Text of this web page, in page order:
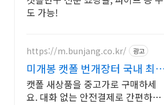
도 가능!
https://m.bunjang.co.kr/ 광고
미개봉 캣폴 번개장터 국내 최대
브랜드 중고거래
캣폴 새상품을 중고가로 구매하세
요. 대화 없는 안전결제로 간편하게!